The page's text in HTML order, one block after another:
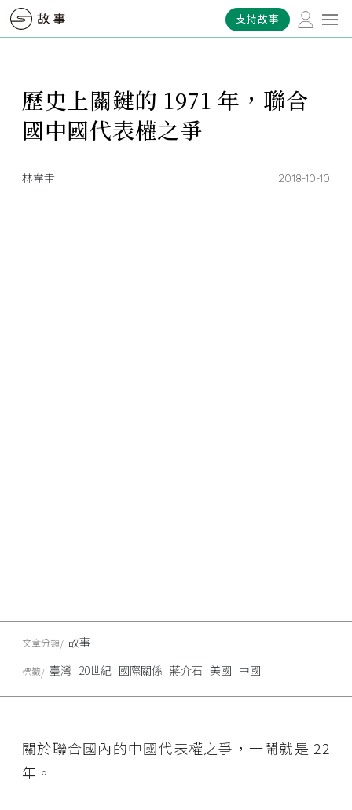
支持故事
歷史上關鍵的 1971 年，聯合
國中國代表權之爭
林韋聿 2018-10-10
關於聯合國內的中國代表權之爭，一鬧就是 22
年。
文章分類 故事
標籤 臺灣 20世紀 國際關係 蔣介石 美國 中國